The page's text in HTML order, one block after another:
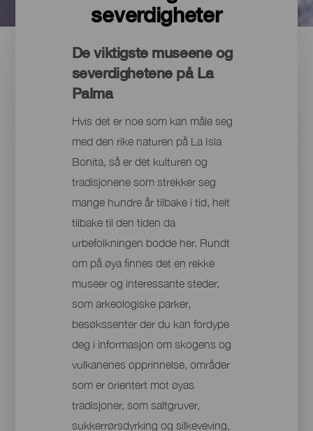
severdigheter
De viktigste museene og
severdighetene på La
Palma
Hvis det er noe som kan måle seg
med den rike naturen på La Isla
Bonita, så er det kulturen og
tradisjonene som strekker seg
mange hundre år tilbake i tid, helt
tilbake til den tiden da
urbefolkningen bodde her. Rundt
om på øya finnes det en rekke
museer og interessante steder,
som arkeologiske parker,
besøkssenter der du kan fordype
deg i informasjon om skogens og
vulkanenes opprinnelse, områder
som er orientert mot øyas
tradisjoner, som saltgruver,
sukkerrørsdyrking og silkeveving,